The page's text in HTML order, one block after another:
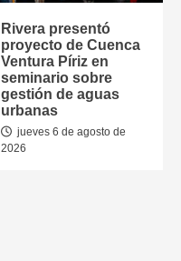
Rivera presentó
proyecto de Cuenca
Ventura Píriz en
seminario sobre
gestión de aguas
urbanas
jueves 6 de agosto de
2026